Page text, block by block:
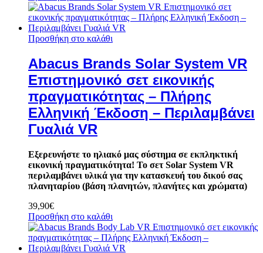
Προσθήκη στο καλάθι
Abacus Brands Solar System VR
Επιστημονικό σετ εικονικής
πραγματικότητας – Πλήρης
Ελληνική Έκδοση – Περιλαμβάνει
Γυαλιά VR
Εξερευνήστε το ηλιακό μας σύστημα σε εκπληκτική
εικονική πραγματικότητα! Το σετ Solar System VR
περιλαμβάνει υλικά για την κατασκευή του δικού σας
πλανηταρίου (βάση πλανητών, πλανήτες και χρώματα)
39,90€
Προσθήκη στο καλάθι